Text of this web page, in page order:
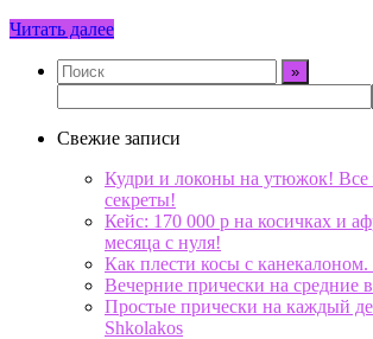
Читать далее
Свежие записи
Кудри и локоны на утюжок! Все
секреты!
Кейс: 170 000 р на косичках и
месяца с нуля!
Как плести косы с
Вечерние прически на средние
Простые прически на каждый
Shkolakos